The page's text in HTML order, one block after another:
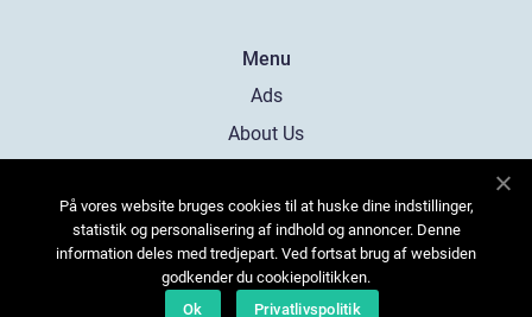
Menu
Ads
About Us
Contact
Sitemap
På vores website bruges cookies til at huske dine indstillinger,
statistik og personalisering af indhold og annoncer. Denne
information deles med tredjepart. Ved fortsat brug af websiden
godkender du cookiepolitikken.
Ok
Privatlivspolitik